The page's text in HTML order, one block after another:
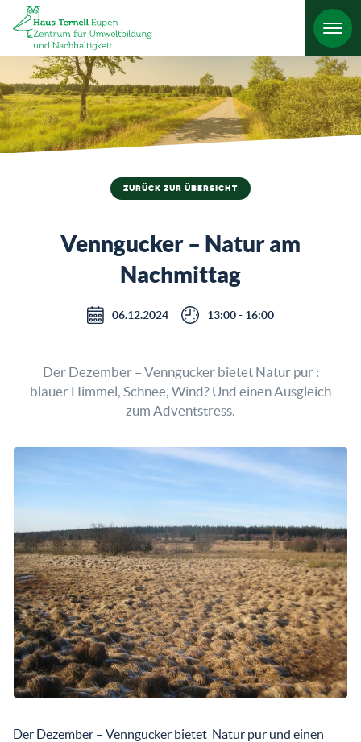
ZURÜCK ZUR ÜBERSICHT
Venngucker – Natur am
Nachmittag
06.12.2024 13:00 - 16:00
Der Dezember – Venngucker bietet Natur pur :
blauer Himmel, Schnee, Wind? Und einen Ausgleich
zum Adventstress.
Der Dezember – Venngucker bietet Natur pur und einen